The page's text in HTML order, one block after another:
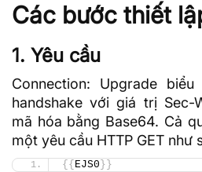
Các bước thiết
1. Yêu cầu
Connection: Upgrade
handshake với giá trị Sec-
mã hóa bằng Base64. Cả
một yêu cầu HTTP GET như
{{ EJS0 }}